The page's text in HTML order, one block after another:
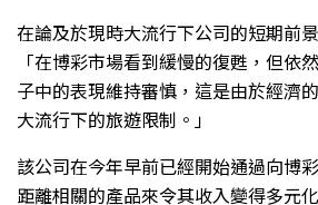
在論及於現時大流行下公司的短期前
「在博彩市場看到緩慢的復甦，但依
子中的表現維持審慎，這是由於經濟
大流行下的旅遊限制。」
該公司在今年早前已經開始通過向博
距離相關的產品來令其收入變得多元